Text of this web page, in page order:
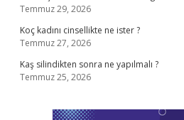
Temmuz 29, 2026
Koç kadını cinsellikte ne ister ?
Temmuz 27, 2026
Kaş silindikten sonra ne yapılmalı ?
Temmuz 25, 2026